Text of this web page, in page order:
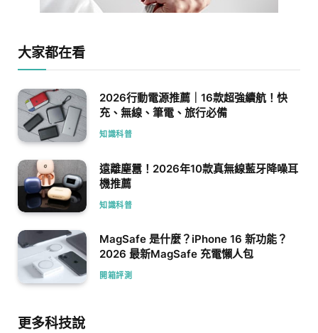
大家都在看
2026行動電源推薦｜16款超強續航！快
充、無線、筆電、旅行必備
知識科普
遠離塵囂！2026年10款真無線藍牙降噪耳
機推薦
知識科普
MagSafe 是什麼？iPhone 16 新功能？
2026 最新MagSafe 充電懶人包
開箱評測
更多科技說